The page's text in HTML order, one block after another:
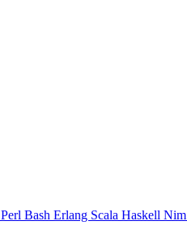
Perl Bash Erlang Scala Haskell Nim